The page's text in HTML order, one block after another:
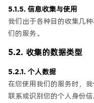
5.1.5. 信息收集与使用
我们出于各种目的收集几
们的服务。
5.2. 收集的数据类型
5.2.1. 个人数据
在您使用我们的服务时，
联系或识别您的个人身份